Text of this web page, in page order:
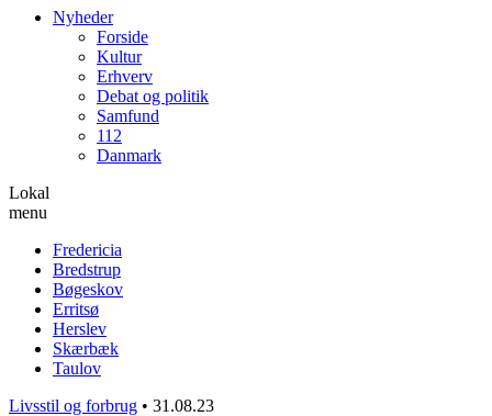
Nyheder
Forside
Kultur
Erhverv
Debat og politik
Samfund
112
Danmark
Lokal
menu
Fredericia
Bredstrup
Bøgeskov
Erritsø
Herslev
Skærbæk
Taulov
Livsstil og forbrug • 31.08.23